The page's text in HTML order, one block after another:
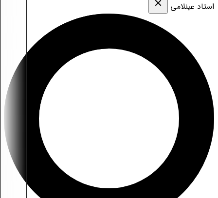
استاد عینلامی